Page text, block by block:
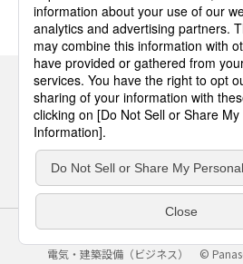
サイトのご利用にあたって クッキ
電気・建築設備（ビジネス）
©